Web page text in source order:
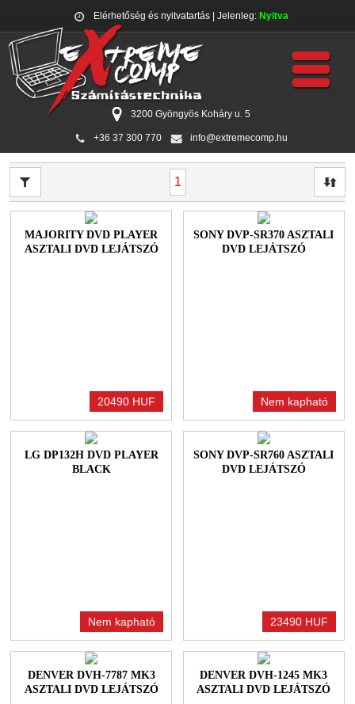
Elérhetőség és nyitvatartás| Jelenleg: Nyitva
3200 Gyöngyös Koháry u. 5
+36 37 300 770 info@extremecomp.hu
1
MAJORITY DVD PLAYER
ASZTALI DVD LEJÁTSZÓ
20490 HUF
SONY DVP-SR370 ASZTALI
DVD LEJÁTSZÓ
Nem kapható
LG DP132H DVD PLAYER
BLACK
Nem kapható
SONY DVP-SR760 ASZTALI
DVD LEJÁTSZÓ
23490 HUF
DENVER DVH-7787 MK3
ASZTALI DVD LEJÁTSZÓ
DENVER DVH-1245 MK3
ASZTALI DVD LEJÁTSZÓ